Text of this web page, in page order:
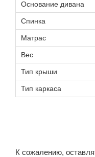
Основание дивана
Спинка
Матрас
Вес
Тип крыши
Тип каркаса
К сожалению,